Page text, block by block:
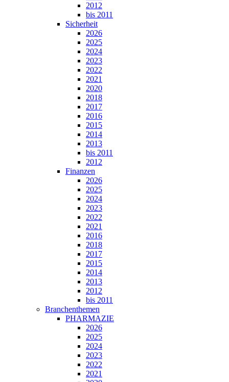
2012
bis 2011
Sicherheit
2026
2025
2024
2023
2022
2021
2020
2018
2017
2016
2015
2014
2013
bis 2011
2012
Finanzen
2026
2025
2024
2023
2022
2021
2016
2018
2017
2015
2014
2013
2012
bis 2011
Branchenthemen
PHARMAZIE
2026
2025
2024
2023
2022
2021